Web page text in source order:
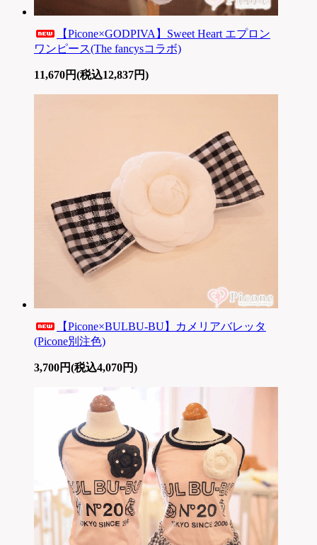
【Picone×GODPIVA】Sweet Heart エプロン
ワンピース(The fancysコラボ)
11,670円(税込12,837円)
【Picone×BULBU-BU】カメリアバレッタ
(Picone別注色)
3,700円(税込4,070円)